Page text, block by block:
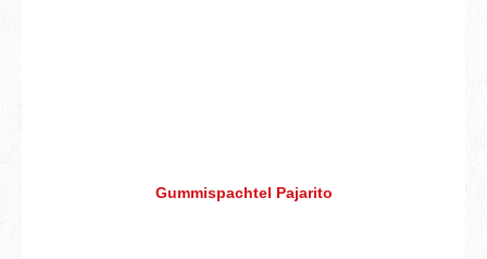
Gummispachtel Pajarito